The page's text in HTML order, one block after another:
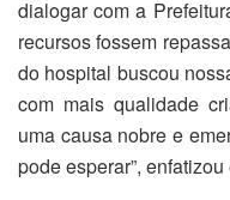
dialogar com a
recursos fossem
do hospital buscou
com mais qualidade
uma causa nobre e
pode esperar”, enfatizou